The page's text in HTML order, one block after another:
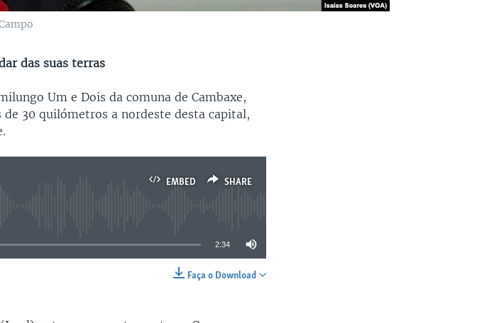
das suas terras
Um e Dois da comuna de Cambaxe,
30 quilómetros a nordeste desta capital,
EMBED SHARE
2:34
Faça o Download